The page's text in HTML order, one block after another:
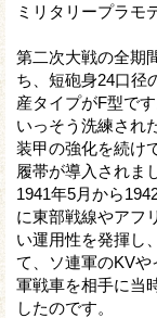
ミリタリープラモ
第二次大戦の全期
ち、短砲身24口径
産タイプがF型で
いっそう洗練され
装甲の強化を続け
履帯が導入されま
1941年5月から
に東部戦線やアフ
い運用性を発揮し
て、ソ連軍のKV
軍戦車を相手に当
したのです。